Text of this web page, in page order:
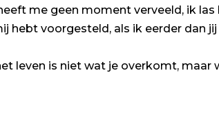
me geen moment verveeld, ik las
hebt voorgesteld, als ik eerder dan
leven is niet wat je overkomt, maar